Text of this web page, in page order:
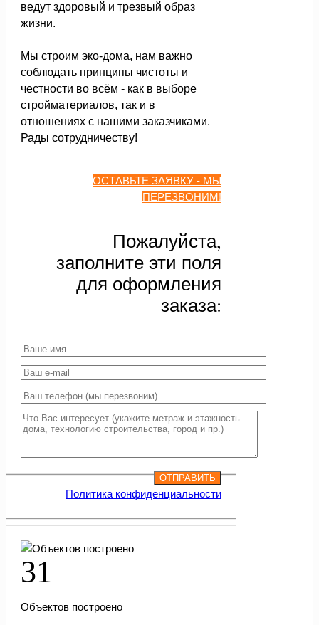
ведут здоровый и трезвый образ
жизни.
Мы строим эко-дома, нам важно
соблюдать принципы чистоты и
честности во всём - как в выборе
стройматериалов, так и в
отношениях с нашими заказчиками.
Рады сотрудничеству!
ОСТАВЬТЕ ЗАЯВКУ - МЫ
ПЕРЕЗВОНИМ!
Пожалуйста,
заполните эти поля
для оформления
заказа:
Политика конфиденциальности
31
Объектов построено